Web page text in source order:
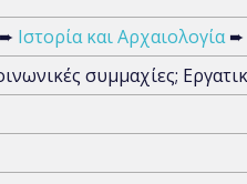
➨ Ιστορία και Αρχαιολογία➨
συμμαχίες;